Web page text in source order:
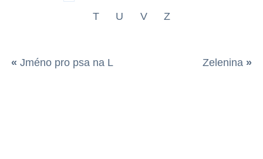
T
U V Z
« Jméno pro psa na L Zelenina »